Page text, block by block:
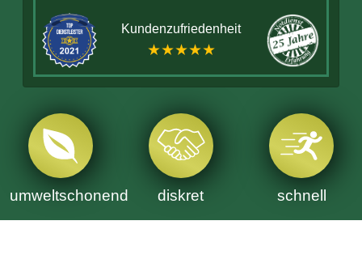
Kundenzufriedenheit
★★★★★
umweltschonend diskret schnell